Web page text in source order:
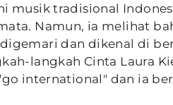
musik tradisional
Namun, ia melihat
dan dikenal di
langkah Cinta Laura
international" dan ia